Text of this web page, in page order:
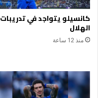
كانسيلو يتواجد في تدريبات
الهلال
منذ 12 ساعة